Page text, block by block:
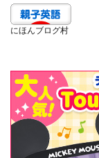
にほんブログ村